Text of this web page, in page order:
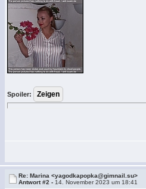
Spoiler:
Re: Marina <yagodkapopka@gimnail.su>
Antwort #2 - 14. November 2023 um 18:41